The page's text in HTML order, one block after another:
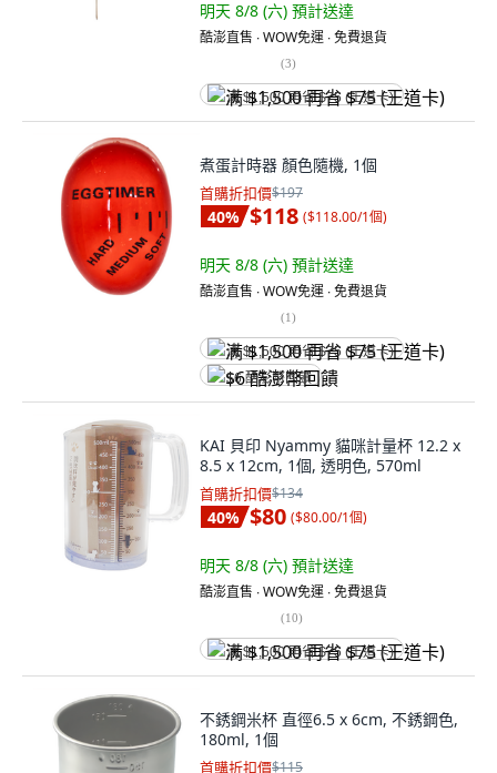
明天 8/8 (六) 預計送達
酷澎直售 ∙ WOW免運 ∙ 免費退貨
(3)
满 $1,500 再省 $75 (王道卡)
煮蛋計時器 顏色隨機, 1個
首購折扣價$197
40% $118 ($118.00/1個)
明天 8/8 (六) 預計送達
酷澎直售 ∙ WOW免運 ∙ 免費退貨
(1)
满 $1,500 再省 $75 (王道卡)
$6 酷澎幣回饋
KAI 貝印 Nyammy 貓咪計量杯 12.2 x
8.5 x 12cm, 1個, 透明色, 570ml
首購折扣價$134
40% $80 ($80.00/1個)
明天 8/8 (六) 預計送達
酷澎直售 ∙ WOW免運 ∙ 免費退貨
(10)
满 $1,500 再省 $75 (王道卡)
不銹鋼米杯 直徑6.5 x 6cm, 不銹鋼色,
180ml, 1個
首購折扣價$115